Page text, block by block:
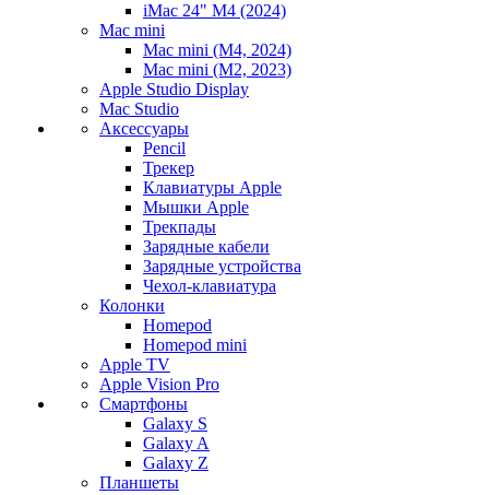
iMac 24" M4 (2024)
Mac mini
Mac mini (M4, 2024)
Mac mini (M2, 2023)
Apple Studio Display
Mac Studio
Аксессуары
Pencil
Трекер
Клавиатуры Apple
Мышки Apple
Трекпады
Зарядные кабели
Зарядные устройства
Чехол-клавиатура
Колонки
Homepod
Homepod mini
Apple TV
Apple Vision Pro
Смартфоны
Galaxy S
Galaxy A
Galaxy Z
Планшеты